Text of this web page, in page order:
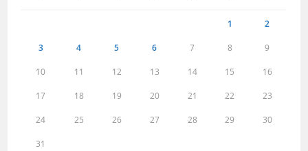
1 2
3 4 5 6 7 8 9
10 11 12 13 14 15 16
17 18 19 20 21 22 23
24 25 26 27 28 29 30
31